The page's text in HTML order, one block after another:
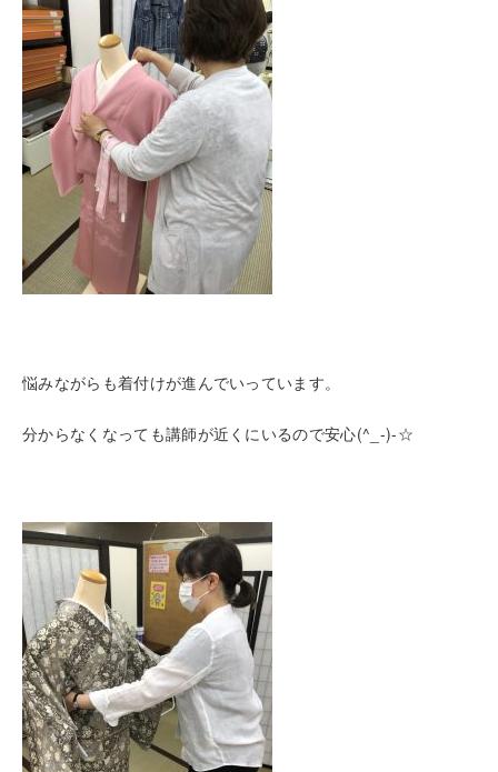
悩みながらも着付けが進んでいっています。
分からなくなっても講師が近くにいるので安心(^_-)-☆